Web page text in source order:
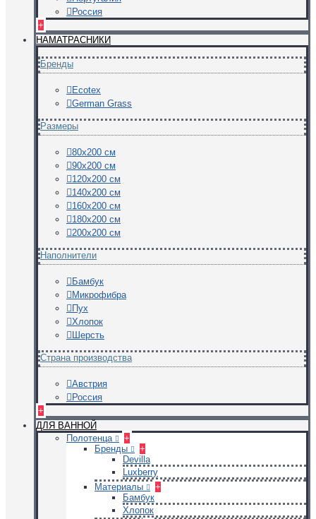
Россия
+
НАМАТРАСНИКИ
Бренды
Ecotex
German Grass
Размеры
80х200 см
90х200 см
120х200 см
140х200 см
160х200 см
180х200 см
200х200 см
Наполнители
Бамбук
Микрофибра
Пух
Хлопок
Шерсть
Страна производства
Австрия
Россия
+
ДЛЯ ВАННОЙ
Полотенца
+
Бренды
+
Devilla
Luxberry
Материалы
+
Бамбук
Хлопок